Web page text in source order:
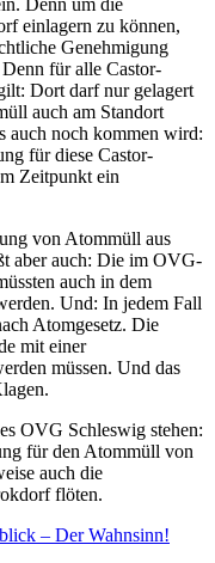
einlagern zu können,
Genehmigung
für alle Castor-
Dort darf nur gelagert
auch am Standort
auch noch kommen wird:
für diese Castor-
Zeitpunkt ein
von Atommüll aus
aber auch: Die im OVG-
auch in dem
Und: In jedem Fall
Atomgesetz. Die
mit einer
müssen. Und das
OVG Schleswig stehen:
für den Atommüll von
auch die
flöten.
– Der Wahnsinn!